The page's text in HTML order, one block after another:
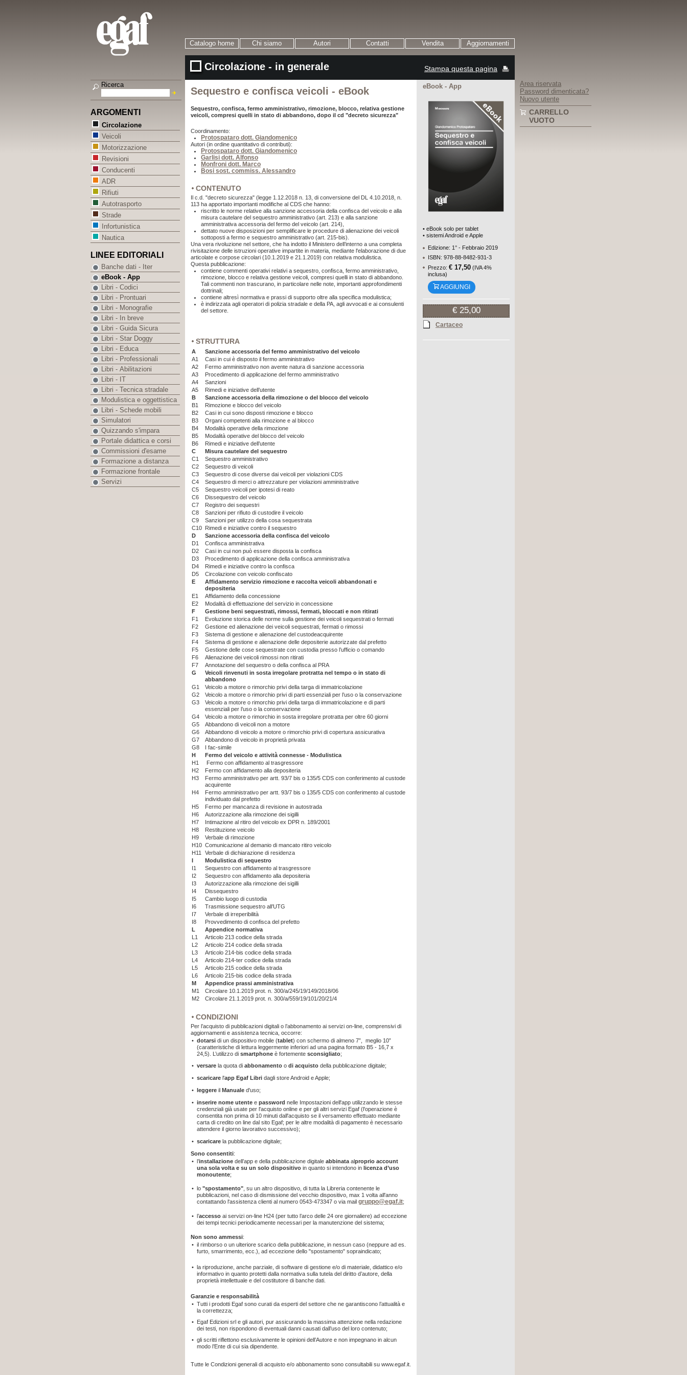
Catalogo home Chi siamo Autori Contatti Vendita Aggiornamenti
Circolazione - in generale Stampa questa pagina
Sequestro e confisca veicoli - eBook
Sequestro, confisca, fermo amministrativo, rimozione, blocco, relativa gestione
veicoli, compresi quelli in stato di abbandono, dopo il cd "decreto sicurezza"
Coordinamento:
Protospataro dott. Giandomenico
Autori (in ordine quantitativo di contributi):
Protospataro dott. Giandomenico
Garlisi dott. Alfonso
Monfroni dott. Marco
Bosi sost. commiss. Alessandro
CONTENUTO
Il c.d. "decreto sicurezza" (legge 1.12.2018 n. 13, di conversione del DL 4.10.2018, n.
113 ha apportato importanti modifiche al CDS che hanno:
riscritto le norme relative alla sanzione accessoria della confisca del veicolo e alla
misura cautelare del sequestro amministrativo (art. 213) e alla sanzione
amministrativa accessoria del fermo del veicolo (art. 214),
dettato nuove disposizioni per semplificare le procedure di alienazione dei veicoli
sottoposti a fermo e sequestro amministrativo (art. 215-bis).
Una vera rivoluzione nel settore, che ha indotto il Ministero dell’interno a una completa
rivisitazione delle istruzioni operative impartite in materia, mediante l'elaborazione di due
articolate e corpose circolari (10.1.2019 e 21.1.2019) con relativa modulistica.
Questa pubblicazione:
contiene commenti operativi relativi a sequestro, confisca, fermo amministrativo,
rimozione, blocco e relativa gestione veicoli, compresi quelli in stato di abbandono.
Tali commenti non trascurano, in particolare nelle note, importanti approfondimenti
dottrinali;
contiene altresì normativa e prassi di supporto oltre alla specifica modulistica;
è indirizzata agli operatori di polizia stradale e della PA, agli avvocati e ai consulenti
del settore.
STRUTTURA
A
Sanzione accessoria del fermo amministrativo del veicolo
A1
Casi in cui è disposto il fermo amministrativo
A2
Fermo amministrativo non avente natura di sanzione accessoria
A3
Procedimento di applicazione del fermo amministrativo
A4
Sanzioni
A5
Rimedi e iniziative dell’utente
B
Sanzione accessoria della rimozione o del blocco del veicolo
B1
Rimozione e blocco del veicolo
B2
Casi in cui sono disposti rimozione e blocco
B3
Organi competenti alla rimozione e al blocco
B4
Modalità operative della rimozione
B5
Modalità operative del blocco del veicolo
B6
Rimedi e iniziative dell’utente
C
Misura cautelare del sequestro
C1
Sequestro amministrativo
C2
Sequestro di veicoli
C3
Sequestro di cose diverse dai veicoli per violazioni CDS
C4
Sequestro di merci o attrezzature per violazioni amministrative
C5
Sequestro veicoli per ipotesi di reato
C6
Dissequestro del veicolo
C7
Registro dei sequestri
C8
Sanzioni per rifiuto di custodire il veicolo
C9
Sanzioni per utilizzo della cosa sequestrata
C10 Rimedi e iniziative contro il sequestro
D
Sanzione accessoria della confisca del veicolo
D1
Confisca amministrativa
D2
Casi in cui non può essere disposta la confisca
D3
Procedimento di applicazione della confisca amministrativa
D4
Rimedi e iniziative contro la confisca
D5
Circolazione con veicolo confiscato
E
Affidamento servizio rimozione e raccolta veicoli abbandonati e
depositeria
E1
Affidamento della concessione
E2
Modalità di effettuazione del servizio in concessione
F
Gestione beni sequestrati, rimossi, fermati, bloccati e non ritirati
F1
Evoluzione storica delle norme sulla gestione dei veicoli sequestrati o fermati
F2
Gestione ed alienazione dei veicoli sequestrati, fermati o rimossi
F3
Sistema di gestione e alienazione del custodeacquirente
F4
Sistema di gestione e alienazione delle depositerie autorizzate dal prefetto
F5
Gestione delle cose sequestrate con custodia presso l’ufficio o comando
F6
Alienazione dei veicoli rimossi non ritirati
F7
Annotazione del sequestro o della confisca al PRA
G
Veicoli rinvenuti in sosta irregolare protratta nel tempo o in stato di
abbandono
G1
Veicolo a motore o rimorchio privi della targa di immatricolazione
G2
Veicolo a motore o rimorchio privi di parti essenziali per l’uso o la conservazione
G3
Veicolo a motore o rimorchio privi della targa di immatricolazione e di parti
essenziali per l’uso o la conservazione
G4
Veicolo a motore o rimorchio in sosta irregolare protratta per oltre 60 giorni
G5
Abbandono di veicoli non a motore
G6
Abbandono di veicolo a motore o rimorchio privi di copertura assicurativa
G7
Abbandono di veicolo in proprietà privata
G8
I fac-simile
H
Fermo del veicolo e attività connesse - Modulistica
H1
Fermo con affidamento al trasgressore
H2
Fermo con affidamento alla depositeria
H3
Fermo amministrativo per artt. 93/7 bis o 135/5 CDS con conferimento al custode
acquirente
H4
Fermo amministrativo per artt. 93/7 bis o 135/5 CDS con conferimento al custode
individuato dal prefetto
H5
Fermo per mancanza di revisione in autostrada
H6
Autorizzazione alla rimozione dei sigilli
H7
Intimazione al ritiro del veicolo ex DPR n. 189/2001
H8
Restituzione veicolo
H9
Verbale di rimozione
H10 Comunicazione al demanio di mancato ritiro veicolo
H11
Verbale di dichiarazione di residenza
I
Modulistica di sequestro
I1
Sequestro con affidamento al trasgressore
I2
Sequestro con affidamento alla depositeria
I3
Autorizzazione alla rimozione dei sigilli
I4
Dissequestro
I5
Cambio luogo di custodia
I6
Trasmissione sequestro all’UTG
I7
Verbale di irreperibilità
I8
Provvedimento di confisca del prefetto
L
Appendice normativa
L1
Articolo 213 codice della strada
L2
Articolo 214 codice della strada
L3
Articolo 214-bis codice della strada
L4
Articolo 214-ter codice della strada
L5
Articolo 215 codice della strada
L6
Articolo 215-bis codice della strada
M
Appendice prassi amministrativa
M1
Circolare 10.1.2019 prot. n. 300/a/245/19/149/2018/06
M2
Circolare 21.1.2019 prot. n. 300/a/559/19/101/20/21/4
CONDIZIONI
Per l’acquisto di pubblicazioni digitali o l’abbonamento ai servizi on-line, comprensivi di
aggiornamenti e assistenza tecnica, occorre:
• dotarsi di un dispositivo mobile (tablet) con schermo di almeno 7”, meglio 10”
(caratteristiche di lettura leggermente inferiori ad una pagina formato B5 - 16,7 x
24,5). L’utilizzo di smartphone è fortemente sconsigliato;
• versare la quota di abbonamento o di acquisto della pubblicazione digitale;
• scaricare l'app Egaf Libri dagli store Android e Apple;
• leggere il Manuale d'uso;
• inserire nome utente e password nelle Impostazioni dell'app utilizzando le stesse
credenziali già usate per l'acquisto online e per gli altri servizi Egaf (l'operazione è
consentita non prima di 10 minuti dall'acquisto se il versamento effettuato mediante
carta di credito on line dal sito Egaf; per le altre modalità di pagamento è necessario
attendere il giorno lavorativo successivo);
• scaricare la pubblicazione digitale;
Sono consentiti:
• l’installazione dell’app e della pubblicazione digitale abbinata alproprio account
una sola volta e su un solo dispositivo in quanto si intendono in licenza d’uso
monoutente;
• lo "spostamento" , su un altro dispositivo, di tutta la Libreria contenente le
pubblicazioni, nel caso di dismissione del vecchio dispositivo, max 1 volta all'anno
contattando l'assistenza clienti al numero 0543-473347 o via mail gruppo@egaf.it;
• l’accesso ai servizi on-line H24 (per tutto l’arco delle 24 ore giornaliere) ad eccezione
dei tempi tecnici periodicamente necessari per la manutenzione del sistema;
Non sono ammessi:
• il rimborso o un ulteriore scarico della pubblicazione, in nessun caso (neppure ad es.
furto, smarrimento, ecc.), ad eccezione dello "spostamento" sopraindicato;
• la riproduzione, anche parziale, di software di gestione e/o di materiale, didattico e/o
informativo in quanto protetti dalla normativa sulla tutela del diritto d’autore, della
proprietà intellettuale e del costitutore di banche dati.
Garanzie e responsabilità
• Tutti i prodotti Egaf sono curati da esperti del settore che ne garantiscono l’attualità e
la correttezza;
• Egaf Edizioni srl e gli autori, pur assicurando la massima attenzione nella redazione
dei testi, non rispondono di eventuali danni causati dall’uso del loro contenuto;
• gli scritti riflettono esclusivamente le opinioni dell’Autore e non impegnano in alcun
modo l’Ente di cui sia dipendente.
Tutte le Condizioni generali di acquisto e/o abbonamento sono consultabili su www.egaf.it.
eBook - App
• eBook solo per tablet
• sistemi Android e Apple
Edizione: 1° - Febbraio 2019
ISBN: 978-88-8482-931-3
Prezzo: € 17,50 (IVA 4%
inclusa)
AGGIUNGI
€ 25,00
Cartaceo
Ricerca
ARGOMENTI
Circolazione
Veicoli
Motorizzazione
Revisioni
Conducenti
ADR
Rifiuti
Autotrasporto
Strade
Infortunistica
Nautica
LINEE EDITORIALI
Banche dati - Iter
eBook - App
Libri - Codici
Libri - Prontuari
Libri - Monografie
Libri - In breve
Libri - Guida Sicura
Libri - Star Doggy
Libri - Educa
Libri - Professionali
Libri - Abilitazioni
Libri - IT
Libri - Tecnica stradale
Modulistica e oggettistica
Libri - Schede mobili
Simulatori
Quizzando s'impara
Portale didattica e corsi
Commissioni d'esame
Formazione a distanza
Formazione frontale
Servizi
Area riservata
Password dimenticata?
Nuovo utente
CARRELLO
VUOTO